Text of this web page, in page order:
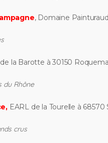
, Domaine
la Barotte à 30150
du Rhône
EARL de la Tourelle à
crus